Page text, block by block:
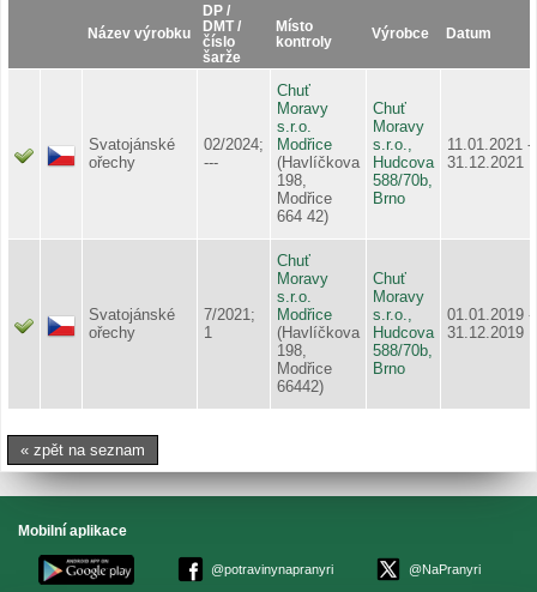
Název výrobku
DP /
DMT /
číslo
šarže
Místo
kontroly
Výrobce Datum
Svatojánské
ořechy
02/2024;
---
Chuť
Moravy
s.r.o.
Modřice
(Havlíčkova
198,
Modřice
664 42)
Chuť
Moravy
s.r.o.,
Hudcova
588/70b,
Brno
11.01.2021 -
31.12.2021
Svatojánské
ořechy
7/2021;
1
Chuť
Moravy
s.r.o.
Modřice
(Havlíčkova
198,
Modřice
66442)
Chuť
Moravy
s.r.o.,
Hudcova
588/70b,
Brno
01.01.2019 -
31.12.2019
« zpět na seznam
Mobilní aplikace
@potravinynapranyri @NaPranyri